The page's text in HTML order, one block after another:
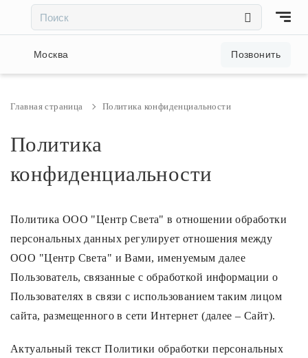
Акции и скидки
Бра
Настольные лампы
Торшеры
Трековые системы
Москва Позвонить
Главная страница Политика конфиденциальности
Политика
конфиденциальности
Политика ООО "Центр Света" в отношении обработки
персональных данных регулирует отношения между
ООО "Центр Света" и Вами, именуемым далее
Пользователь, связанные с обработкой информации о
Пользователях в связи с использованием таким лицом
сайта, размещенного в сети Интернет (далее – Сайт).
Актуальный текст Политики обработки персональных
××